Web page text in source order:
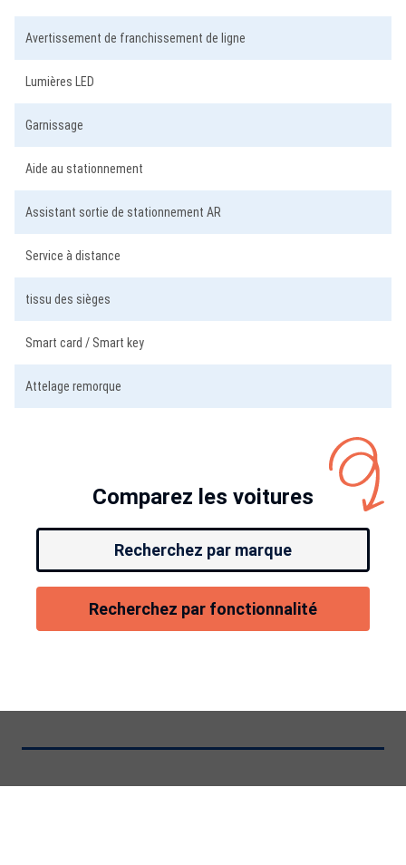
Avertissement de franchissement de ligne
Lumières LED
Garnissage
Aide au stationnement
Assistant sortie de stationnement AR
Service à distance
tissu des sièges
Smart card / Smart key
Attelage remorque
Comparez les voitures
Recherchez par marque
Recherchez par fonctionnalité